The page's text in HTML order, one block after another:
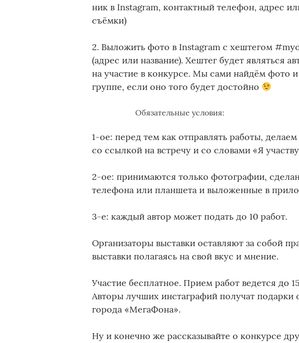
ник в Instagram, контактный телефон, адрес
съёмки)
2. Выложить фото в Instagram с хештегом
(адрес или название). Хештег будет являться
на участие в конкурсе. Мы сами найдём фото
группе, если оно того будет достойно
Обязательные условия:
1-ое: перед тем как отправлять работы,
со ссылкой на встречу и со словами «Я
2-ое: принимаются только фотографии,
телефона или планшета и выложенные в
3-е: каждый автор может подать до 10 работ.
Организаторы выставки оставляют за собой
выставки полагаясь на свой вкус и мнение.
Участие бесплатное. Прием работ ведется до
Авторы лучших инстаграфий получат подарки
города «МегаФона».
Ну и конечно же рассказывайте о конкурсе